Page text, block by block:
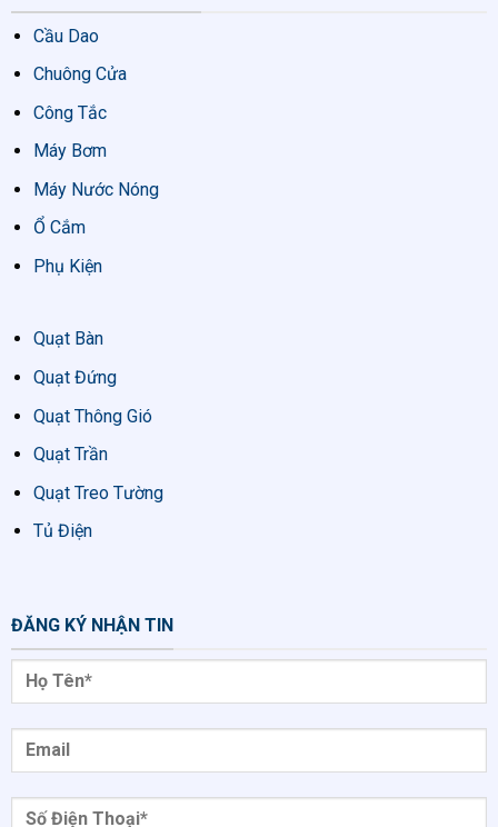
Cầu Dao
Chuông Cửa
Công Tắc
Máy Bơm
Máy Nước Nóng
Ổ Cắm
Phụ Kiện
Quạt Bàn
Quạt Đứng
Quạt Thông Gió
Quạt Trần
Quạt Treo Tường
Tủ Điện
ĐĂNG KÝ NHẬN TIN